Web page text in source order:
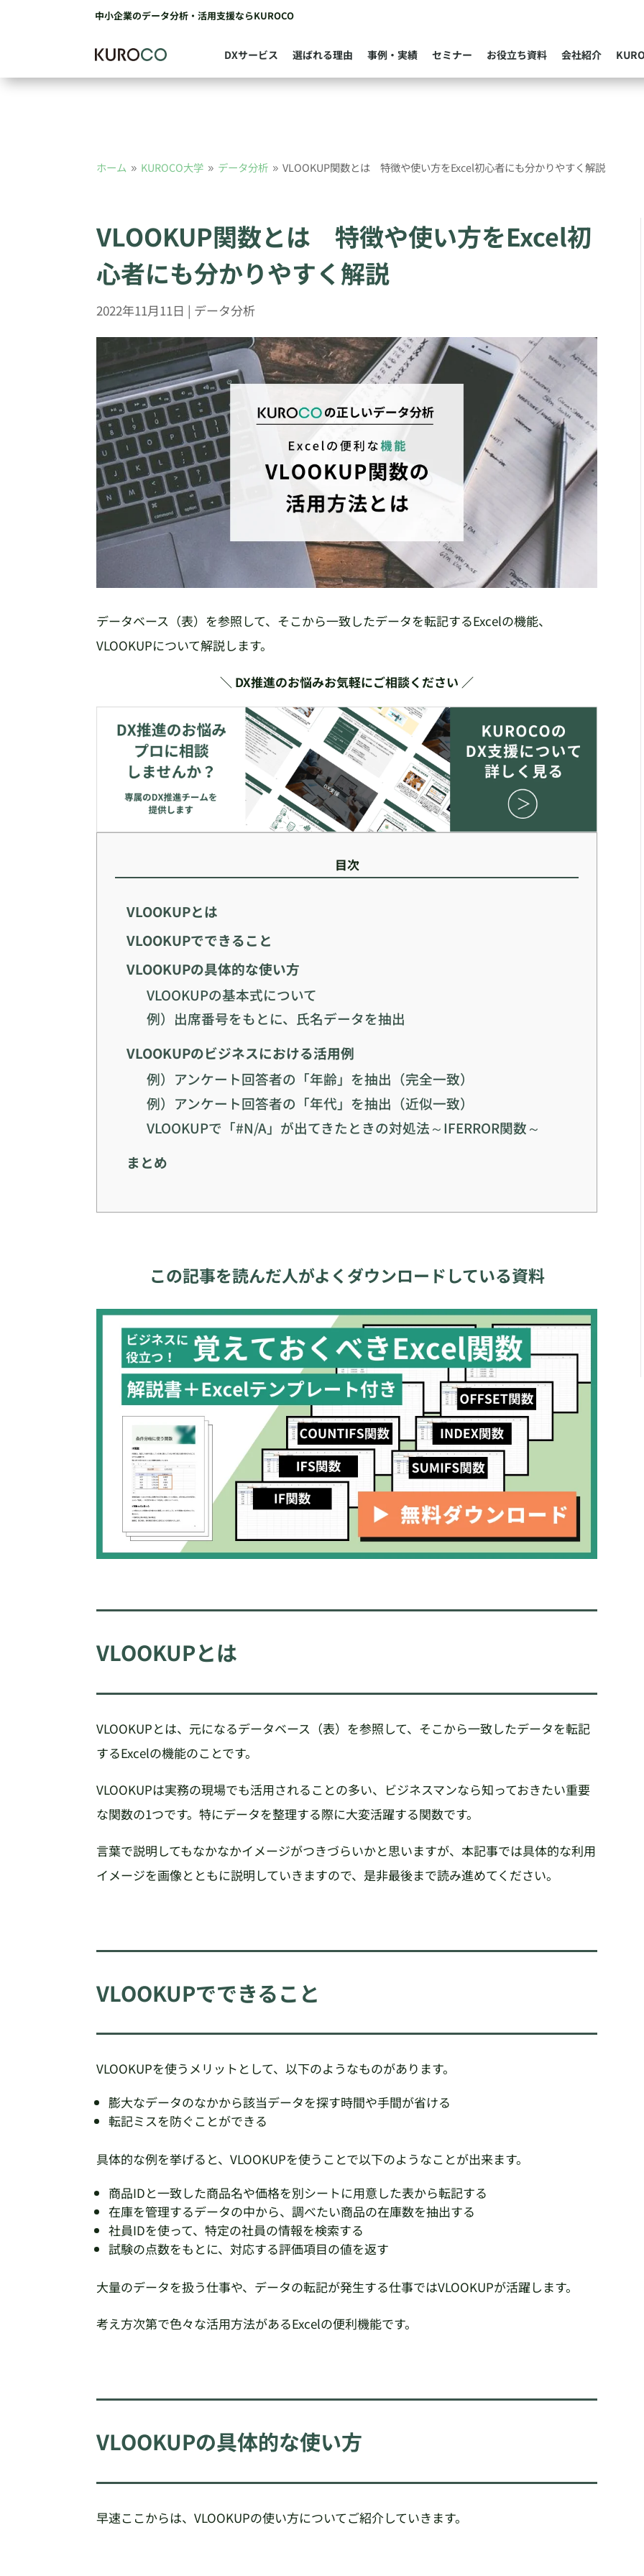
中小企業のデータ分析・活用支援ならKUROCO
DXサービス 選ばれる理由 事例・実績 セミナー お役立ち資料 会社紹介
ホーム 9 KUROCO大学 9 データ分析 9 VLOOKUP関数とは 特徴や使い方をExcel初心者にも分かりやすく解説
VLOOKUP関数とは 特徴や使い方をExcel初
心者にも分かりやすく解説
2022年11月11日 | データ分析
データベース（表）を参照して、そこから一致したデータを転記するExcelの機能、
VLOOKUPについて解説します。
＼ DX推進のお悩みお気軽にご相談ください ／
目次
VLOOKUPとは
VLOOKUPでできること
VLOOKUPの具体的な使い方
VLOOKUPの基本式について
例）出席番号をもとに、氏名データを抽出
VLOOKUPのビジネスにおける活用例
例）アンケート回答者の「年齢」を抽出（完全一致）
例）アンケート回答者の「年代」を抽出（近似一致）
VLOOKUPで「#N/A」が出てきたときの対処法～IFERROR関数～
まとめ
この記事を読んだ人がよくダウンロードしている資料
VLOOKUPとは
VLOOKUPとは、元になるデータベース（表）を参照して、そこから一致したデータを転記
するExcelの機能のことです。
VLOOKUPは実務の現場でも活用されることの多い、ビジネスマンなら知っておきたい重要
な関数の1つです。特にデータを整理する際に大変活躍する関数です。
言葉で説明してもなかなかイメージがつきづらいかと思いますが、本記事では具体的な利用
イメージを画像とともに説明していきますので、是非最後まで読み進めてください。
VLOOKUPでできること
VLOOKUPを使うメリットとして、以下のようなものがあります。
膨大なデータのなかから該当データを探す時間や手間が省ける
転記ミスを防ぐことができる
具体的な例を挙げると、VLOOKUPを使うことで以下のようなことが出来ます。
商品IDと一致した商品名や価格を別シートに用意した表から転記する
在庫を管理するデータの中から、調べたい商品の在庫数を抽出する
社員IDを使って、特定の社員の情報を検索する
試験の点数をもとに、対応する評価項目の値を返す
大量のデータを扱う仕事や、データの転記が発生する仕事ではVLOOKUPが活躍します。
考え方次第で色々な活用方法があるExcelの便利機能です。
VLOOKUPの具体的な使い方
早速ここからは、VLOOKUPの使い方についてご紹介していきます。